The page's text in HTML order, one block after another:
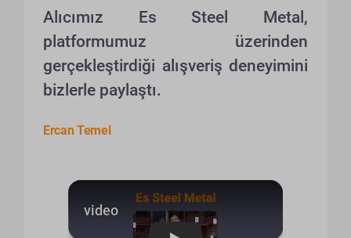
Alıcımız Es Steel Metal,
platformumuz üzerinden
gerçekleştirdiği alışveriş deneyimini
bizlerle paylaştı.
Ercan Temel